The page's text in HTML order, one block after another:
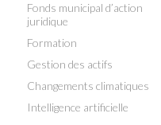
Fonds municipal d’action
juridique
Formation
Gestion des actifs
Changements climatiques
Intelligence artificielle